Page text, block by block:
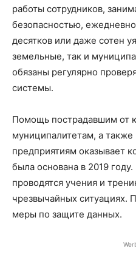
работы сотрудников,
безопасностью,
десятков или даже сотен
земельные, так и
обязаны регулярно
системы.
Помощь пострадавшим от
муниципалитетам, а
предприятиям оказывает
была основана в 2019
проводятся учения и
чрезвычайных ситуациях.
меры по защите данных.